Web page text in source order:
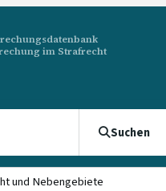
im Strafrecht
Suchen
und Nebengebiete